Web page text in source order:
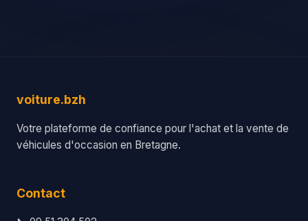
voiture.bzh
Votre plateforme de confiance pour l'achat et la vente de
véhicules d'occasion en Bretagne.
Contact